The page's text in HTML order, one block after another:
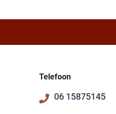
Telefoon
06 15875145